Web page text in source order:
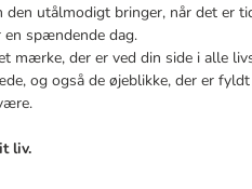
den utålmodigt bringer, når det er
spændende dag.
mærke, der er ved din side i alle
og også de øjeblikke, der er
liv.